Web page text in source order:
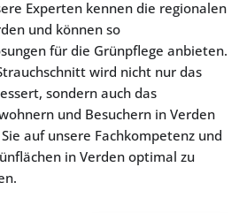
Experten kennen die regionalen
und können so
für die Grünpflege anbieten.
wird nicht nur das
sondern auch das
und Besuchern in Verden
auf unsere Fachkompetenz und
in Verden optimal zu